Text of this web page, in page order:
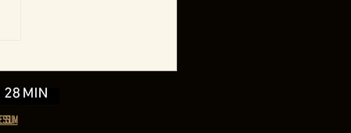
HESSENFILM-
No.2